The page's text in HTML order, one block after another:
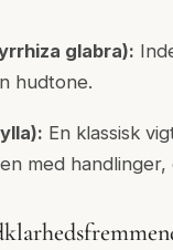
glabra):
hudtone.
En klassisk
med